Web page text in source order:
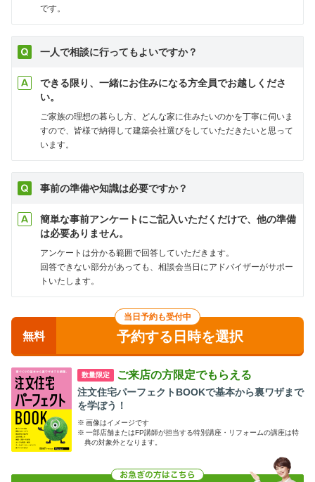
です。
一人で相談に行ってもよいですか？
できる限り、一緒にお住みになる方全員でお越しくださ
い。
ご家族の理想の暮らし方、どんな家に住みたいのかを丁寧に伺いま
すので、皆様で納得して建築会社選びをしていただきたいと思って
います。
事前の準備や知識は必要ですか？
簡単な事前アンケートにご記入いただくだけで、他の準備
は必要ありません。
アンケートは分かる範囲で回答していただきます。
回答できない部分があっても、相談会当日にアドバイザーがサポー
トいたします。
当日予約も受付中
無料 予約する日時を選択
数量限定 ご来店の方限定でもらえる
注文住宅パーフェクトBOOKで基本から裏ワザまで
を学ぼう！
※ 画像はイメージです
※ 一部店舗またはFP講師が担当する特別講座・リフォームの講座は特
典の対象外となります。